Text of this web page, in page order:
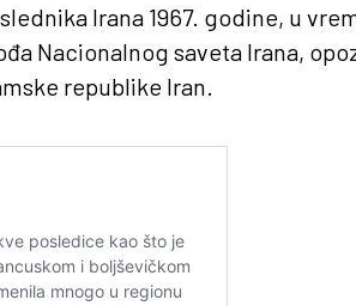
Irana 1967. godine, u
Nacionalnog saveta Irana,
republike Iran.